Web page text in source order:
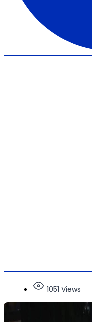
1051 Views